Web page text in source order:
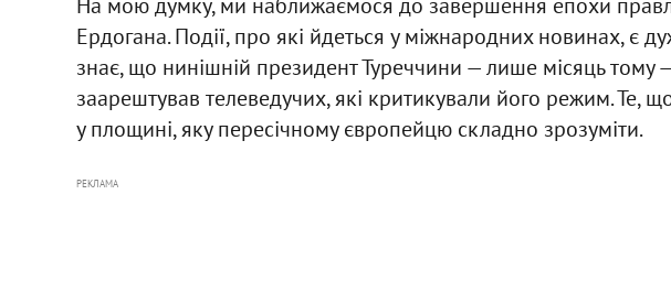
Ердогана. Події, про які йдеться у міжнародних новинах, є
знає, що нинішній президент Туреччини — лише місяць тому
заарештував телеведучих, які критикували його режим. Те,
у площині, яку пересічному європейцю складно зрозуміти.
РЕКЛАМА